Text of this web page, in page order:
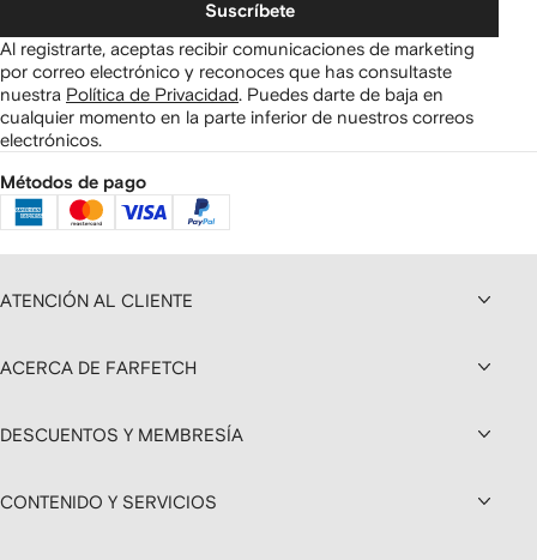
Suscríbete
Al registrarte, aceptas recibir comunicaciones de marketing
por correo electrónico y reconoces que has consultaste
nuestra Política de Privacidad. Puedes darte de baja en
cualquier momento en la parte inferior de nuestros correos
electrónicos.
Métodos de pago
ATENCIÓN AL CLIENTE
ACERCA DE FARFETCH
DESCUENTOS Y MEMBRESÍA
CONTENIDO Y SERVICIOS